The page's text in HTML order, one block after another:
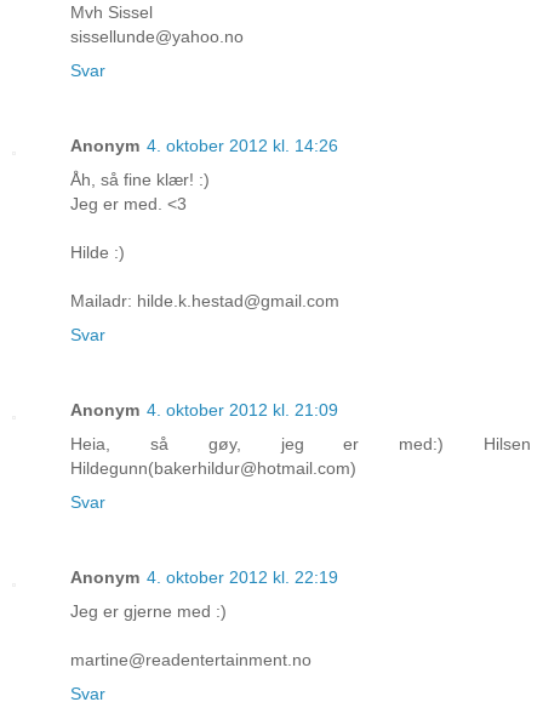
Mvh Sissel
sissellunde@yahoo.no
Svar
Anonym 4. oktober 2012 kl. 14:26
Åh, så fine klær! :)
Jeg er med. <3
Hilde :)
Mailadr: hilde.k.hestad@gmail.com
Svar
Anonym 4. oktober 2012 kl. 21:09
Heia, så gøy, jeg er med:) Hilsen
Hildegunn(bakerhildur@hotmail.com)
Svar
Anonym 4. oktober 2012 kl. 22:19
Jeg er gjerne med :)
martine@readentertainment.no
Svar